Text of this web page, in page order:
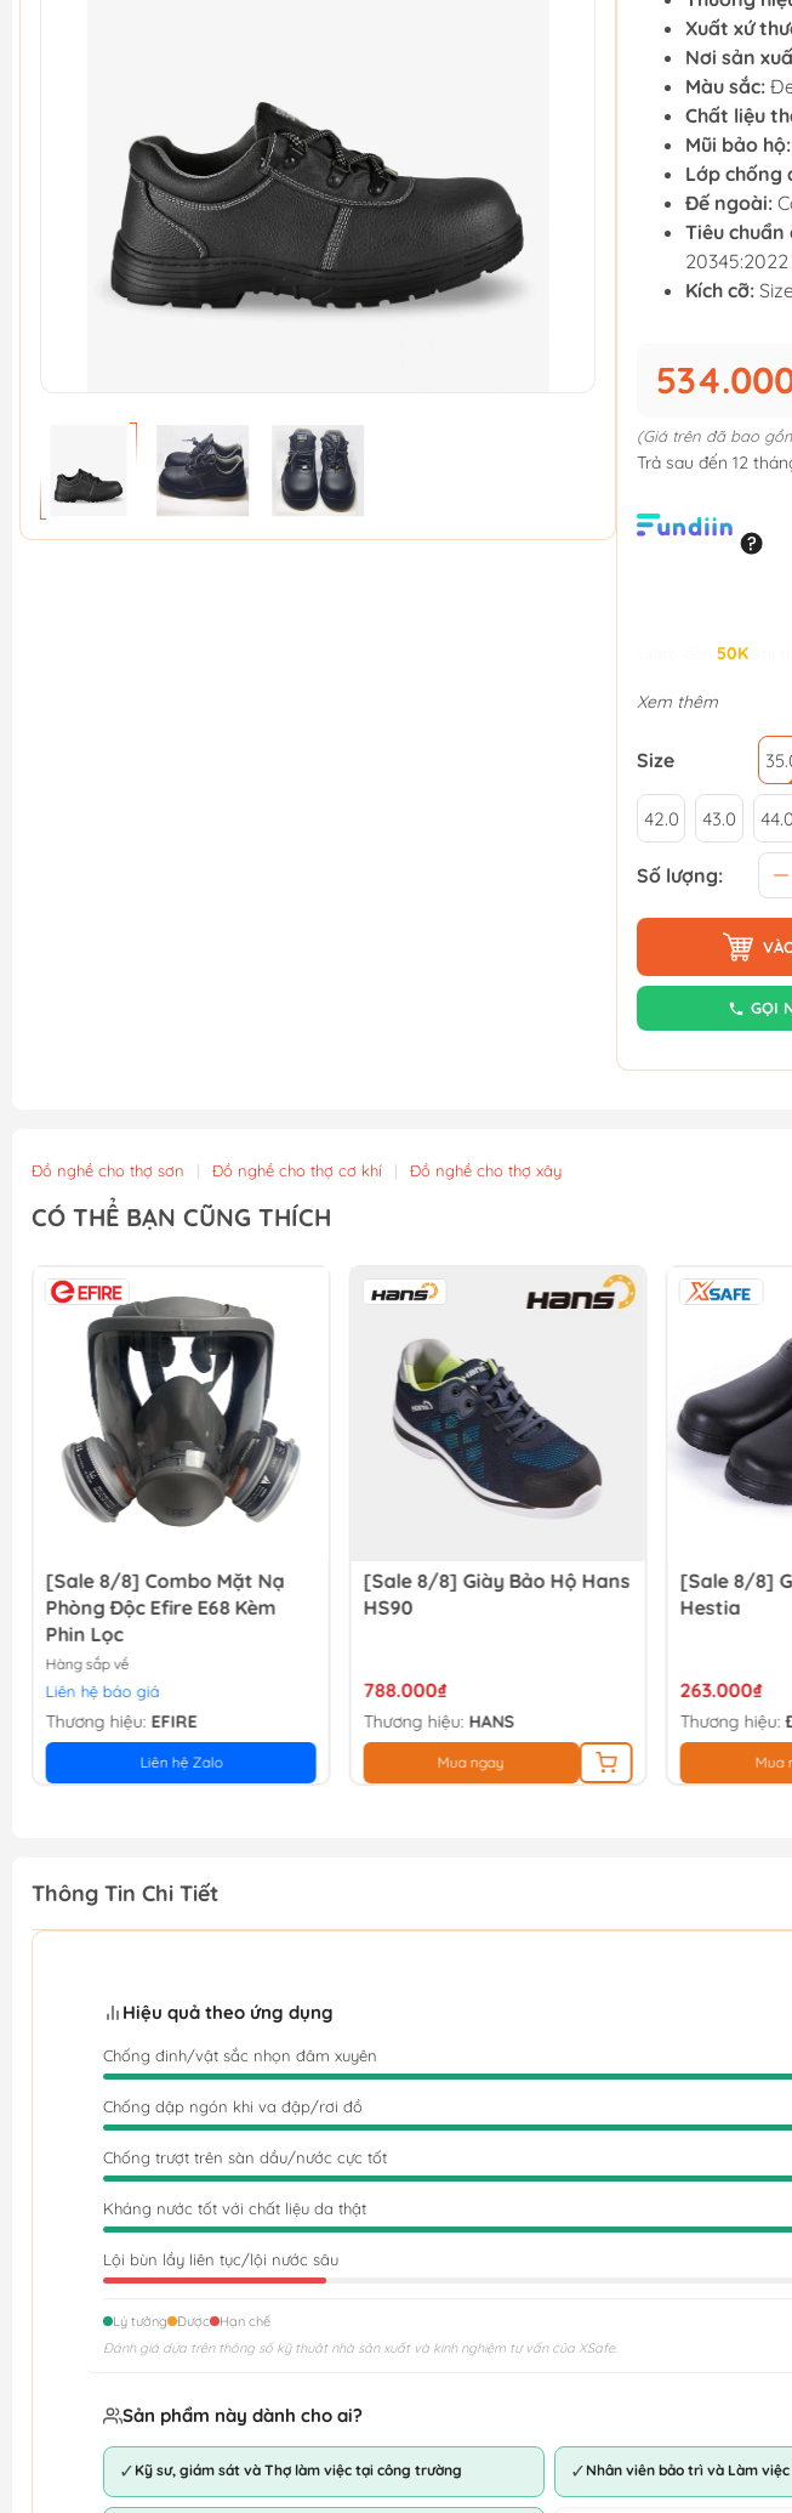
Xuất xứ
Nơi sản
Màu sắc:
Chất liệu
Mũi bảo hộ:
Lớp chống
Đế ngoài:
Tiêu
20345:2022
Kích cỡ:
(Giá trên đã bao
Trả sau đến 12
50K
Xem thêm
Size
42.0 43.0 44.0
Số lượng:
GỌI
Đồ nghề cho thợ sơn | Đồ nghề cho thợ cơ khí | Đồ nghề cho thợ xây
CÓ THỂ BẠN CŨNG THÍCH
[Sale 8/8] Combo Mặt Nạ
Phòng Độc Efire E68 Kèm
Phin Lọc
Hàng sắp về
Liên hệ báo giá
Thương hiệu: EFIRE
Liên hệ Zalo
[Sale 8/8] Giày Bảo Hộ Hans
HS90
788.000₫
Thương hiệu: HANS
Mua ngay
[Sale 8/8]
Hestia
263.000₫
Thương hiệu:
Mua
Thông Tin Chi Tiết
Hiệu quả theo ứng dụng
Chống đinh/vật sắc nhọn đâm xuyên
Chống dập ngón khi va đập/rơi đồ
Chống trượt trên sàn dầu/nước cực tốt
Kháng nước tốt với chất liệu da thật
Lội bùn lầy liên tục/lội nước sâu
Lý tưởng Được
Hạn chế
Đánh giá dựa trên thông số kỹ thuật nhà sản xuất và kinh nghiệm tư vấn của XSafe.
Sản phẩm này dành cho ai?
✓ Kỹ sư, giám sát và Thợ làm việc tại công trường ✓ Nhân viên bảo trì và Làm